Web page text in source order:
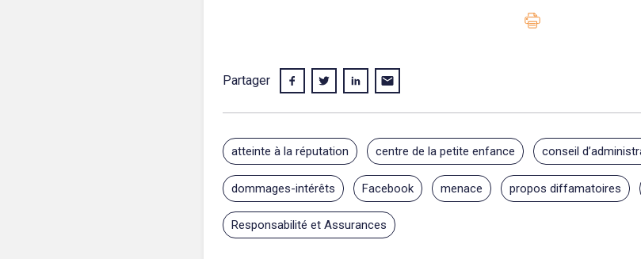
Partager
atteinte à la réputation centre de la petite enfance conseil
dommages-intérêts Facebook menace propos diffamatoires
Responsabilité et Assurances